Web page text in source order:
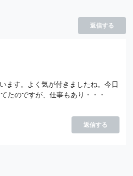
返信する
ます。よく気が付きましたね。今日
たのですが、仕事もあり・・・
返信する